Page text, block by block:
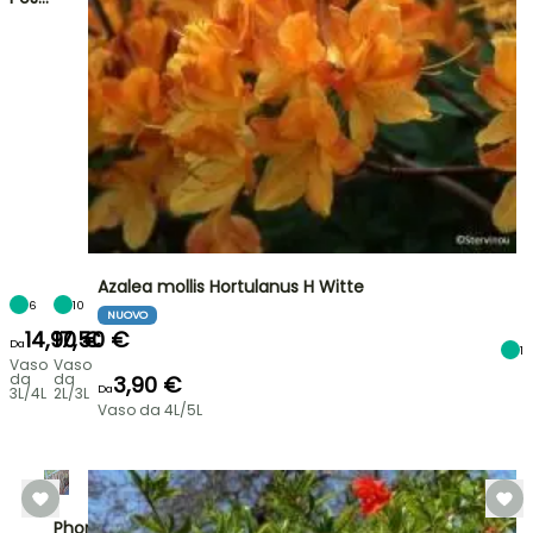
6
Da14,90 €
Vaso
da
3L/4L
10
17,50 €
Vaso
da
2L/3L
Azalea mollis Hortulanus H Witte
NUOVO
1
Da3,90 €
Vaso da 4L/5L
Phormium